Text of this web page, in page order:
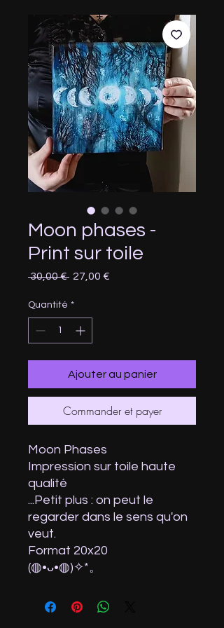
Moon phases -
Print sur toile
30,00 € Prix
27,00 €
Quantité *
Ajouter au panier
Commander et payer
Moon Phases
Impression sur toile haute
qualité
...Petit plus : on peut le
regarder dans le sens qu'on
veut.
Format 20x20
(⁠◍⁠•⁠ᴗ⁠•⁠◍⁠)⁠✧⁠*⁠。